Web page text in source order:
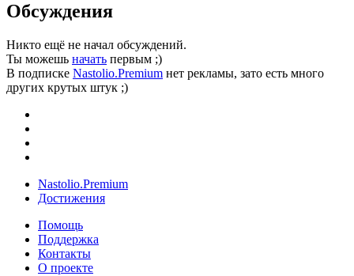
Обсуждения
Никто ещё не начал обсуждений.
Ты можешь начать первым ;)
В подписке Nastolio.Premium нет рекламы, зато есть много
других крутых штук ;)
Nastolio.Premium
Достижения
Помощь
Поддержка
Контакты
О проекте